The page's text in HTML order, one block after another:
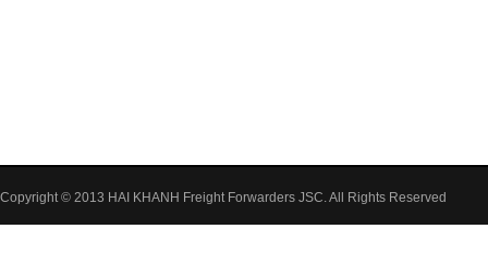
Copyright © 2013 HAI KHANH Freight Forwarders JSC. All Rights Reserved